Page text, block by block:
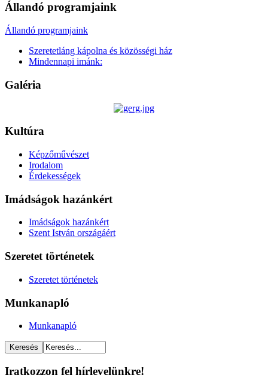
Állandó programjaink
Állandó programjaink
Szeretetláng kápolna és közösségi ház
Mindennapi imánk:
Galéria
Kultúra
Képzőművészet
Irodalom
Érdekességek
Imádságok hazánkért
Imádságok hazánkért
Szent István országáért
Szeretet történetek
Szeretet történetek
Munkanapló
Munkanapló
Iratkozzon fel hírlevelünkre!